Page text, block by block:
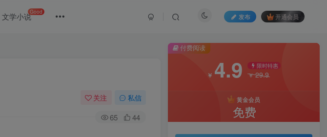
文学小说Good
发布 开通会员
关注 私信
65 44
付费阅读
￥ 4.9 限时特惠
￥29.9
黄金会员
免费